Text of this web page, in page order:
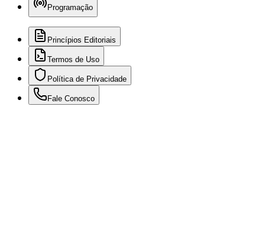
Programação
Princípios Editoriais
Termos de Uso
Política de Privacidade
Fale Conosco